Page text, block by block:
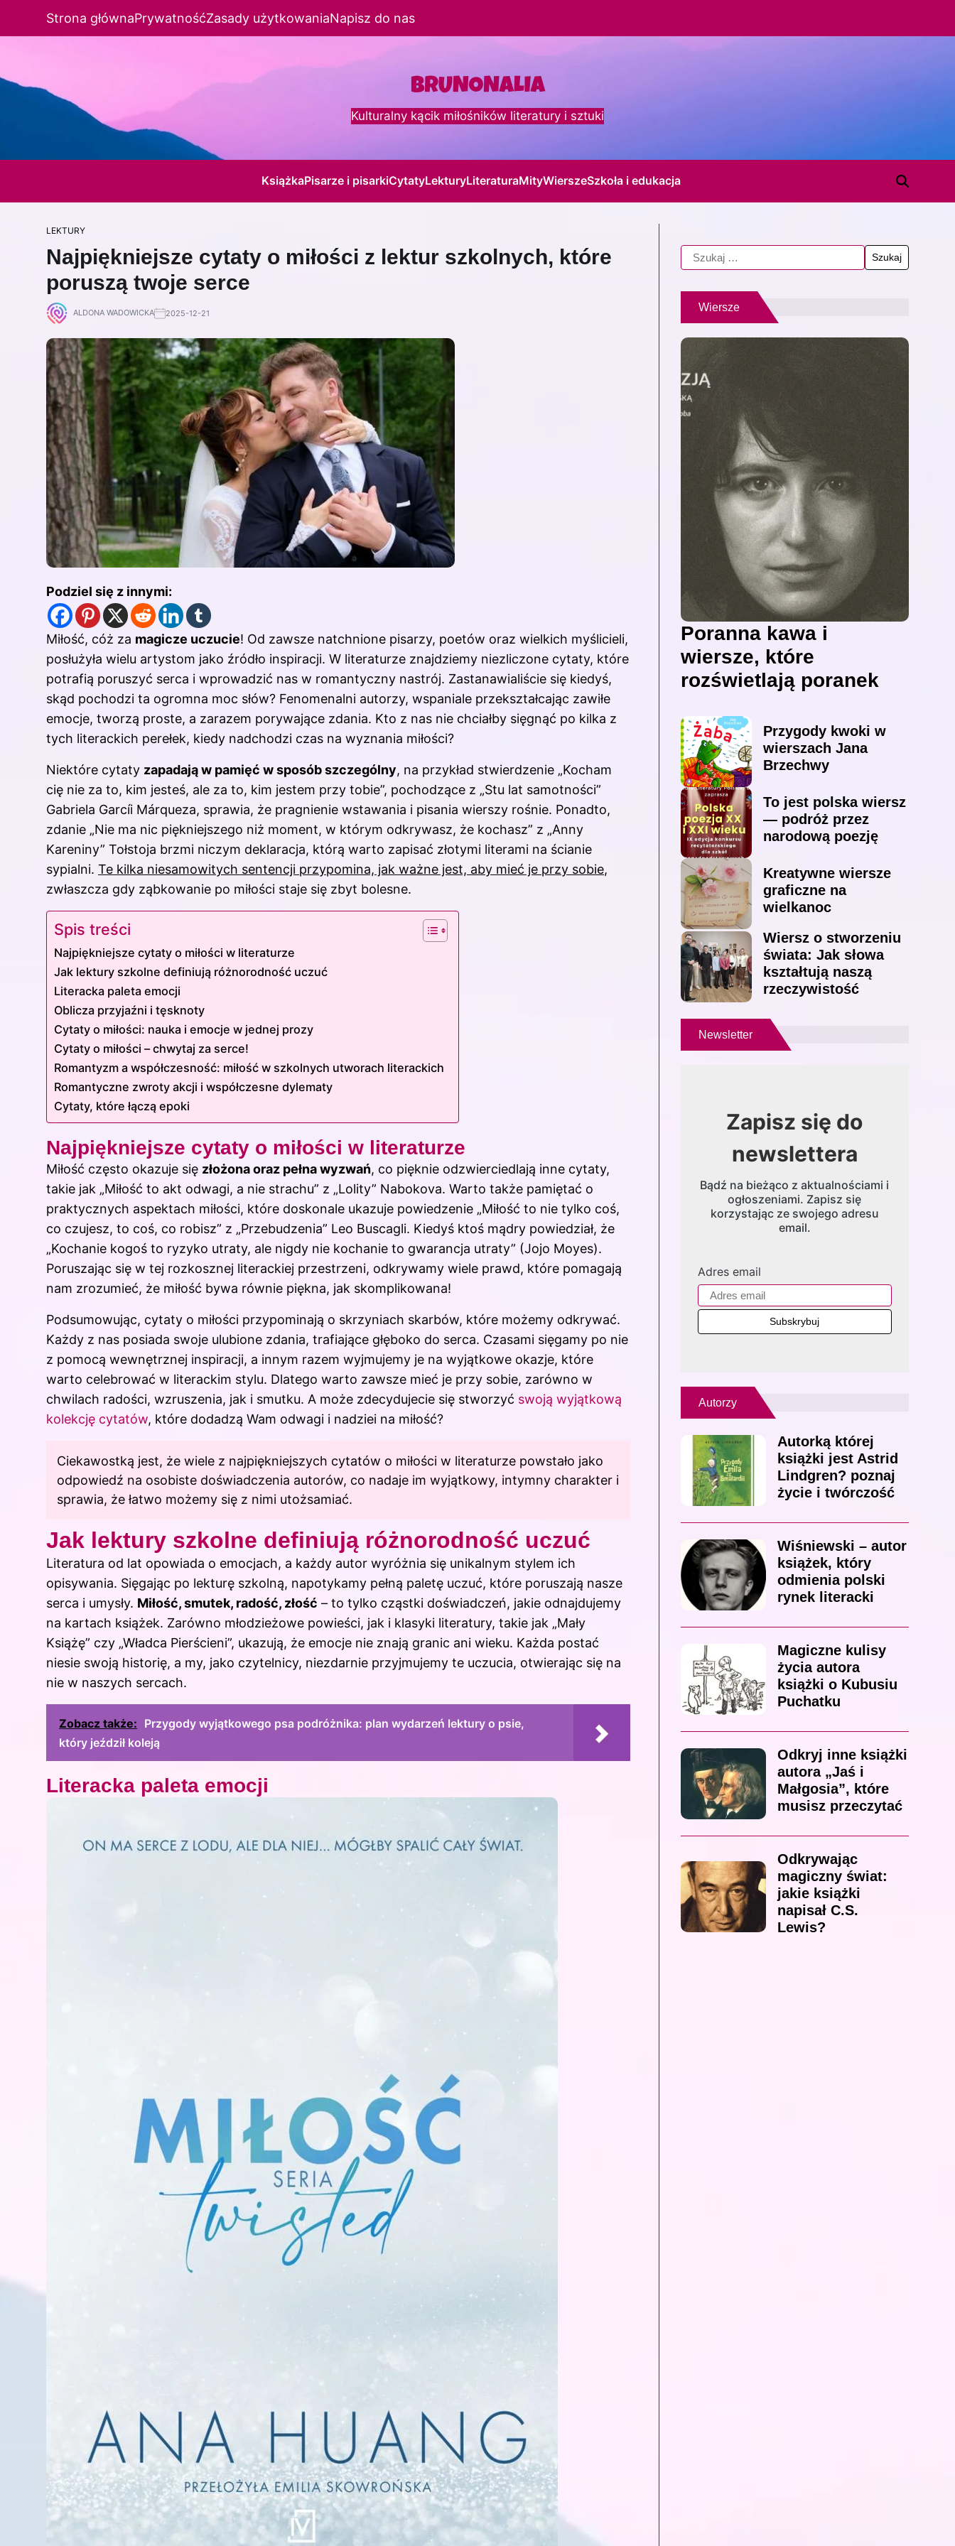
Strona głównaPrywatnośćZasady użytkowaniaNapisz do nas
Kulturalny kącik miłośników literatury i sztuki
KsiążkaPisarze i pisarkiCytatyLekturyLiteraturaMityWierszeSzkoła i edukacja
LEKTURY
Najpiękniejsze cytaty o miłości z lektur szkolnych, które
poruszą twoje serce
ALDONA WADOWICKA 2025-12-21
Podziel się z innymi:
Miłość, cóż za magicze uczucie! Od zawsze natchnione pisarzy, poetów oraz wielkich myślicieli,
posłużyła wielu artystom jako źródło inspiracji. W literaturze znajdziemy niezliczone cytaty, które
potrafią poruszyć serca i wprowadzić nas w romantyczny nastrój. Zastanawialiście się kiedyś,
skąd pochodzi ta ogromna moc słów? Fenomenalni autorzy, wspaniale przekształcając zawiłe
emocje, tworzą proste, a zarazem porywające zdania. Kto z nas nie chciałby sięgnąć po kilka z
tych literackich perełek, kiedy nadchodzi czas na wyznania miłości?
Niektóre cytaty zapadają w pamięć w sposób szczególny, na przykład stwierdzenie „Kocham
cię nie za to, kim jesteś, ale za to, kim jestem przy tobie”, pochodzące z „Stu lat samotności”
Gabriela Garcíi Márqueza, sprawia, że pragnienie wstawania i pisania wierszy rośnie. Ponadto,
zdanie „Nie ma nic piękniejszego niż moment, w którym odkrywasz, że kochasz” z „Anny
Kareniny” Tołstoja brzmi niczym deklaracja, którą warto zapisać złotymi literami na ścianie
sypialni. Te kilka niesamowitych sentencji przypomina, jak ważne jest, aby mieć je przy sobie,
zwłaszcza gdy ząbkowanie po miłości staje się zbyt bolesne.
Spis treści
Najpiękniejsze cytaty o miłości w literaturze
Jak lektury szkolne definiują różnorodność uczuć
Literacka paleta emocji
Oblicza przyjaźni i tęsknoty
Cytaty o miłości: nauka i emocje w jednej prozy
Cytaty o miłości – chwytaj za serce!
Romantyzm a współczesność: miłość w szkolnych utworach literackich
Romantyczne zwroty akcji i współczesne dylematy
Cytaty, które łączą epoki
Najpiękniejsze cytaty o miłości w literaturze
Miłość często okazuje się złożona oraz pełna wyzwań, co pięknie odzwierciedlają inne cytaty,
takie jak „Miłość to akt odwagi, a nie strachu” z „Lolity” Nabokova. Warto także pamiętać o
praktycznych aspektach miłości, które doskonale ukazuje powiedzenie „Miłość to nie tylko coś,
co czujesz, to coś, co robisz” z „Przebudzenia” Leo Buscagli. Kiedyś ktoś mądry powiedział, że
„Kochanie kogoś to ryzyko utraty, ale nigdy nie kochanie to gwarancja utraty” (Jojo Moyes).
Poruszając się w tej rozkosznej literackiej przestrzeni, odkrywamy wiele prawd, które pomagają
nam zrozumieć, że miłość bywa równie piękna, jak skomplikowana!
Podsumowując, cytaty o miłości przypominają o skrzyniach skarbów, które możemy odkrywać.
Każdy z nas posiada swoje ulubione zdania, trafiające głęboko do serca. Czasami sięgamy po nie
z pomocą wewnętrznej inspiracji, a innym razem wyjmujemy je na wyjątkowe okazje, które
warto celebrować w literackim stylu. Dlatego warto zawsze mieć je przy sobie, zarówno w
chwilach radości, wzruszenia, jak i smutku. A może zdecydujecie się stworzyć swoją wyjątkową
kolekcję cytatów, które dodadzą Wam odwagi i nadziei na miłość?
Ciekawostką jest, że wiele z najpiękniejszych cytatów o miłości w literaturze powstało jako
odpowiedź na osobiste doświadczenia autorów, co nadaje im wyjątkowy, intymny charakter i
sprawia, że łatwo możemy się z nimi utożsamiać.
Jak lektury szkolne definiują różnorodność uczuć
Literatura od lat opowiada o emocjach, a każdy autor wyróżnia się unikalnym stylem ich
opisywania. Sięgając po lekturę szkolną, napotykamy pełną paletę uczuć, które poruszają nasze
serca i umysły. Miłość, smutek, radość, złość – to tylko cząstki doświadczeń, jakie odnajdujemy
na kartach książek. Zarówno młodzieżowe powieści, jak i klasyki literatury, takie jak „Mały
Książę” czy „Władca Pierścieni”, ukazują, że emocje nie znają granic ani wieku. Każda postać
niesie swoją historię, a my, jako czytelnicy, niezdarnie przyjmujemy te uczucia, otwierając się na
nie w naszych sercach.
Zobacz także: Przygody wyjątkowego psa podróżnika: plan wydarzeń lektury o psie,
który jeździł koleją
Literacka paleta emocji
Wiersze
Poranna kawa i
wiersze, które
rozświetlają poranek
Przygody kwoki w
wierszach Jana
Brzechwy
To jest polska wiersz
— podróż przez
narodową poezję
Kreatywne wiersze
graficzne na
wielkanoc
Wiersz o stworzeniu
świata: Jak słowa
kształtują naszą
rzeczywistość
Newsletter
Zapisz się do
newslettera
Bądź na bieżąco z aktualnościami i
ogłoszeniami. Zapisz się
korzystając ze swojego adresu
email.
Adres email
Autorzy
Autorką której
książki jest Astrid
Lindgren? poznaj
życie i twórczość
Wiśniewski – autor
książek, który
odmienia polski
rynek literacki
Magiczne kulisy
życia autora
książki o Kubusiu
Puchatku
Odkryj inne książki
autora „Jaś i
Małgosia”, które
musisz przeczytać
Odkrywając
magiczny świat:
jakie książki
napisał C.S.
Lewis?